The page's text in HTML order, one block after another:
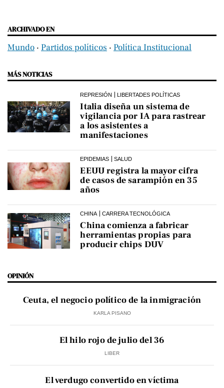
ARCHIVADO EN
Mundo ‧ Partidos políticos ‧ Política Institucional
MÁS NOTICIAS
REPRESIÓN LIBERTADES POLÍTICAS
Italia diseña un sistema de
vigilancia por IA para rastrear
a los asistentes a
manifestaciones
EPIDEMIAS SALUD
EEUU registra la mayor cifra
de casos de sarampión en 35
años
CHINA CARRERA TECNOLÓGICA
China comienza a fabricar
herramientas propias para
producir chips DUV
OPINIÓN
Ceuta, el negocio político de la inmigración
KARLA PISANO
El hilo rojo de julio del 36
LIBER
El verdugo convertido en víctima